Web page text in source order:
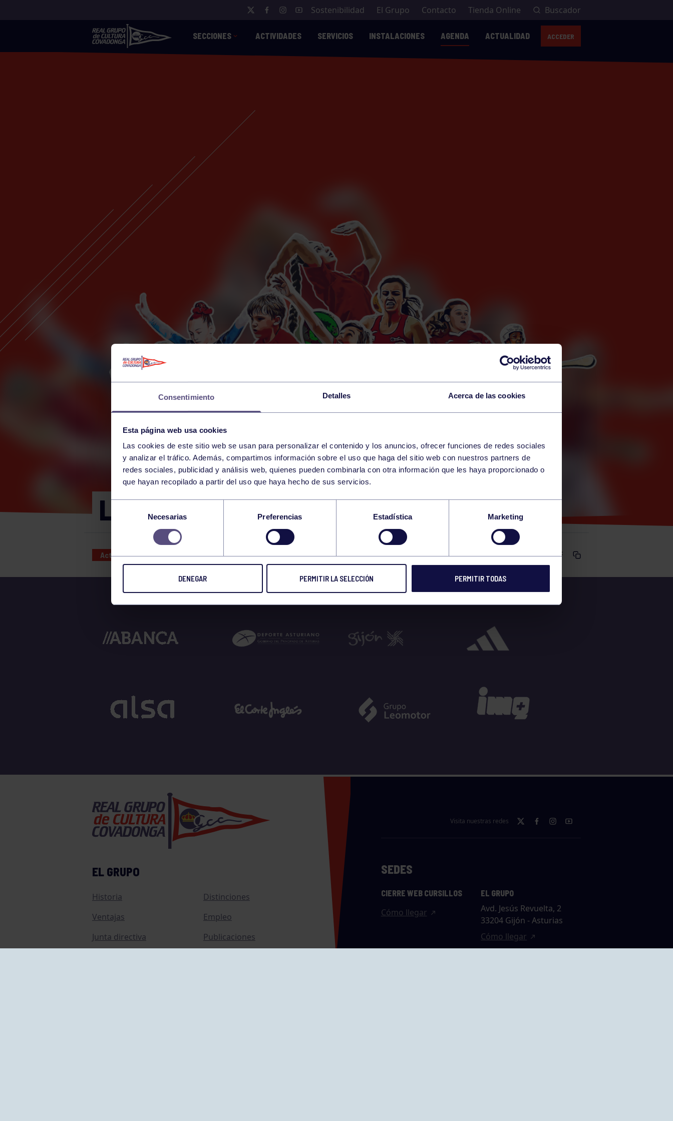
Consentimiento Detalles Acerca de las cookies
Esta página web usa cookies
Las cookies de este sitio web se usan para personalizar el contenido y los anuncios, ofrecer funciones de redes sociales
y analizar el tráfico. Además, compartimos información sobre el uso que haga del sitio web con nuestros partners de
redes sociales, publicidad y análisis web, quienes pueden combinarla con otra información que les haya proporcionado o
que hayan recopilado a partir del uso que haya hecho de sus servicios.
de
consentimiento
Necesarias Preferencias Estadística Marketing
DENEGAR PERMITIR LA SELECCIÓN PERMITIR TODAS
Sostenibilidad El Grupo Contacto Tienda Online Buscador
SECCIONES ACTIVIDADES SERVICIOS INSTALACIONES AGENDA ACTUALIDAD ACCEDER
1 TUESDAY
OCTOBER
LICENCIAS TENIS TEMP 2025
Actividades deportivas 01 OCT 2024 Comparte
EL GRUPO
Historia
Distinciones
Ventajas
Empleo
Junta directiva
Publicaciones
Visita nuestras redes
SEDES
CIERRE WEB CURSILLOS
Cómo llegar
EL GRUPO
Avd. Jesús Revuelta, 2
33204 Gijón - Asturias
Cómo llegar